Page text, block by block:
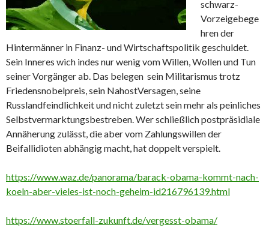
schwarz-
Vorzeigebege
hren der
Hintermänner in Finanz- und Wirtschaftspolitik geschuldet.
Sein Inneres wich indes nur wenig vom Willen, Wollen und Tun
seiner Vorgänger ab. Das belegen sein Militarismus trotz
Friedensnobelpreis, sein NahostVersagen, seine
Russlandfeindlichkeit und nicht zuletzt sein mehr als peinliches
Selbstvermarktungsbestreben. Wer schließlich postpräsidiale
Annäherung zulässt, die aber vom Zahlungswillen der
Beifallidioten abhängig macht, hat doppelt verspielt.
https://www.waz.de/panorama/barack-obama-kommt-nach-
koeln-aber-vieles-ist-noch-geheim-id216796139.html
https://www.stoerfall-zukunft.de/vergesst-obama/